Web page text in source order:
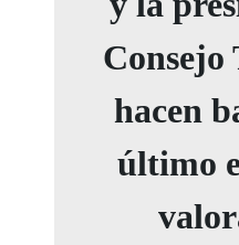
hacen
último